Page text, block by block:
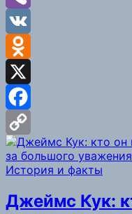
Viber
VK
Odnoklassniki
X
Facebook
Copy
Link
История и факты
Джеймс Кук: